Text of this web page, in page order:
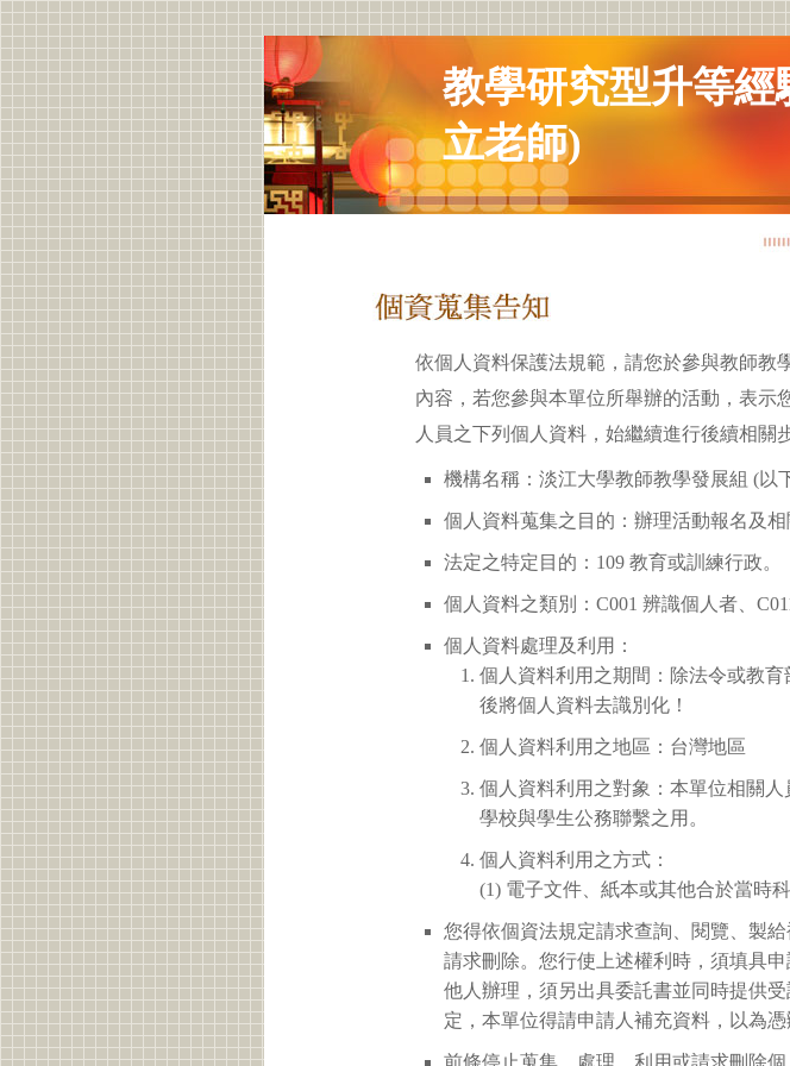
教學研究型升等
立老師)
依個人資料保護法規範，請您於參與教師教
內容，若您參與本單位所舉辦的活動，表示
人員之下列個人資料，始繼續進行後續相關
機構名稱：淡江大學教師教學發展組 (以
個人資料蒐集之目的：辦理活動報名及相
法定之特定目的：109 教育或訓練行政。
個人資料之類別：C001 辨識個人者、
個人資料處理及利用：
個人資料利用之期間：除法令或教
後將個人資料去識別化！
個人資料利用之地區：台灣地區
個人資料利用之對象：本單位相關
學校與學生公務聯繫之用。
個人資料利用之方式：
(1) 電子文件、紙本或其他合於當時
您得依個資法規定請求查詢、閱覽、製
請求刪除。您行使上述權利時，須填具
他人辦理，須另出具委託書並同時提供
定，本單位得請申請人補充資料，以為憑
前條停止蒐集、處理、利用或請求刪除